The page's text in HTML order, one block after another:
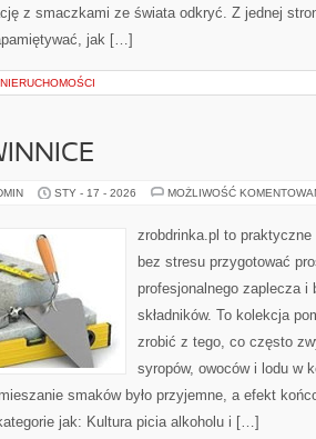
z smaczkami ze świata odkryć. Z jednej
jak […]
NIERUCHOMOŚCI
STY - 17 - 2026 MOŻLIWOŚĆ
zrobdrinka.pl to
bez stresu przygotować
profesjonalnego zaplecza i
składników. To kolekcja
zrobić z tego, co często
syropów, owoców i lodu w
smaków było przyjemne, a efekt
jak: Kultura picia alkoholu i […]